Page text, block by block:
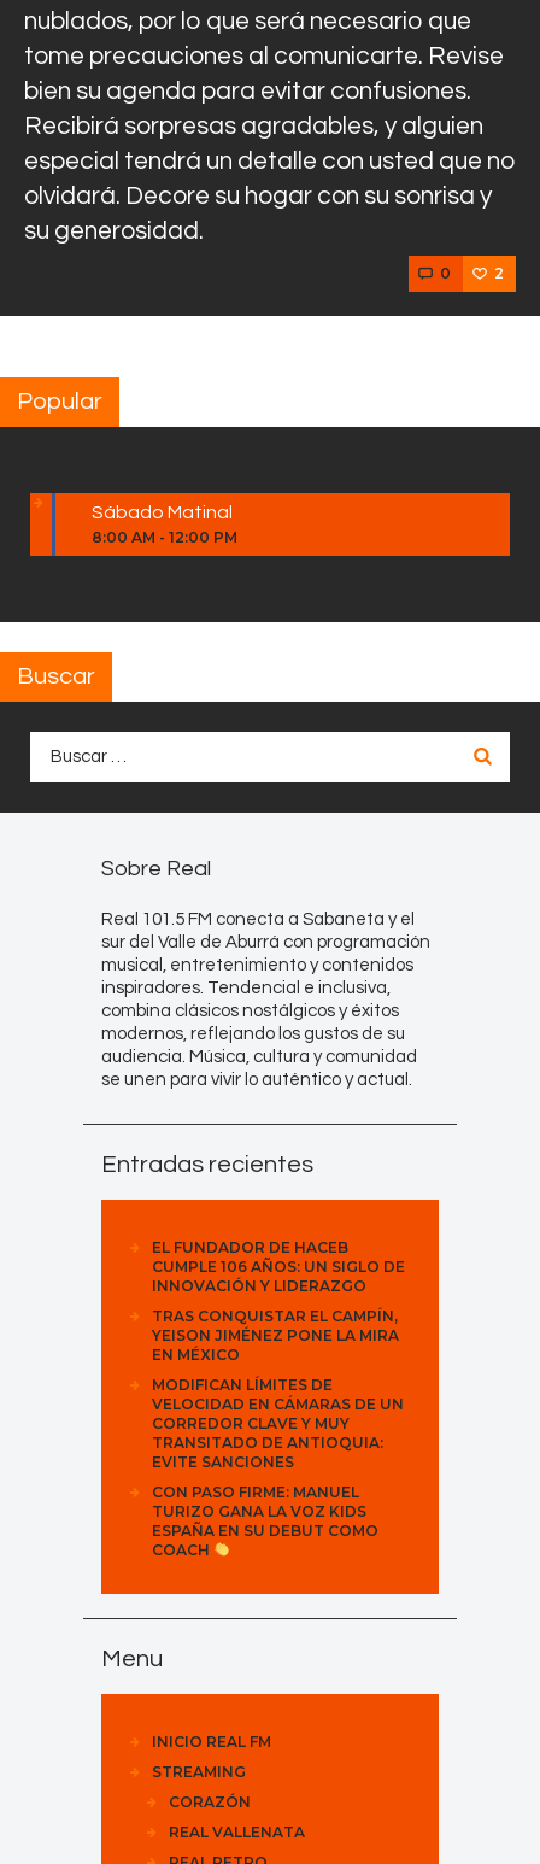
nublados, por lo que será necesario que
tome precauciones al comunicarte. Revise
bien su agenda para evitar confusiones.
Recibirá sorpresas agradables, y alguien
especial tendrá un detalle con usted que no
olvidará. Decore su hogar con su sonrisa y
su generosidad.
0 2
Popular
Sábado Matinal
8:00 AM - 12:00 PM
Buscar
Sobre Real
Real 101.5 FM conecta a Sabaneta y el
sur del Valle de Aburrá con programación
musical, entretenimiento y contenidos
inspiradores. Tendencial e inclusiva,
combina clásicos nostálgicos y éxitos
modernos, reflejando los gustos de su
audiencia. Música, cultura y comunidad
se unen para vivir lo auténtico y actual.
Entradas recientes
EL FUNDADOR DE HACEB
CUMPLE 106 AÑOS: UN SIGLO DE
INNOVACIÓN Y LIDERAZGO
TRAS CONQUISTAR EL CAMPÍN,
YEISON JIMÉNEZ PONE LA MIRA
EN MÉXICO
MODIFICAN LÍMITES DE
VELOCIDAD EN CÁMARAS DE UN
CORREDOR CLAVE Y MUY
TRANSITADO DE ANTIOQUIA:
EVITE SANCIONES
CON PASO FIRME: MANUEL
TURIZO GANA LA VOZ KIDS
ESPAÑA EN SU DEBUT COMO
COACH
Menu
INICIO REAL FM
STREAMING
CORAZÓN
REAL VALLENATA